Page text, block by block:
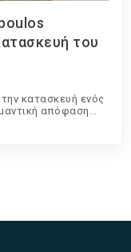
του
κατασκευή ενός
απόφαση